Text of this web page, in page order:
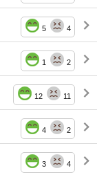
5 4
1 2
12 11
4 2
3 4